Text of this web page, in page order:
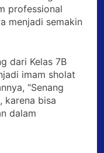
professional
menjadi semakin
dari Kelas 7B
imam sholat
“Senang
karena bisa
dalam